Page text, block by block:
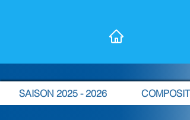
SAISON 2025 - 2026